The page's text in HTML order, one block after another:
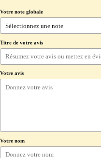
Votre note globale
Titre de votre avis
Votre avis
Votre nom